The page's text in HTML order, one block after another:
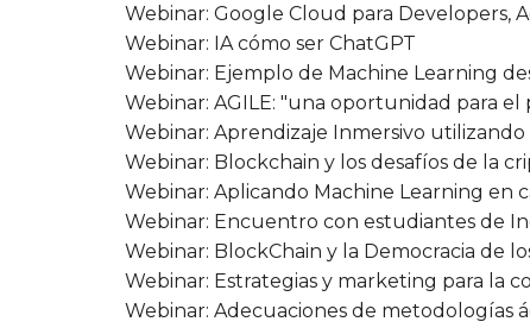
Webinar: Google Cloud para Developers,
Webinar: IA cómo ser ChatGPT
Webinar: Ejemplo de Machine Learning
Webinar: AGILE: "una oportunidad para
Webinar: Aprendizaje Inmersivo utilizando
Webinar: Blockchain y los desafíos de la
Webinar: Aplicando Machine Learning en
Webinar: Encuentro con estudiantes de
Webinar: BlockChain y la Democracia de
Webinar: Estrategias y marketing para la
Webinar: Adecuaciones de metodologías